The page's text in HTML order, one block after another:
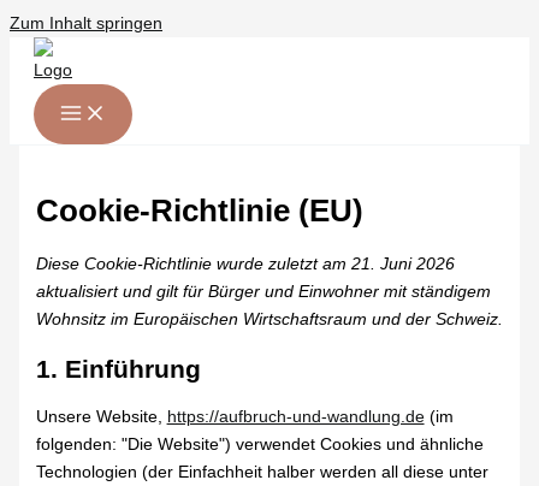
Zum Inhalt springen
Cookie-Richtlinie (EU)
Diese Cookie-Richtlinie wurde zuletzt am 21. Juni 2026
aktualisiert und gilt für Bürger und Einwohner mit ständigem
Wohnsitz im Europäischen Wirtschaftsraum und der Schweiz.
1. Einführung
Unsere Website, https://aufbruch-und-wandlung.de(im
folgenden: "Die Website") verwendet Cookies und ähnliche
Technologien (der Einfachheit halber werden all diese unter